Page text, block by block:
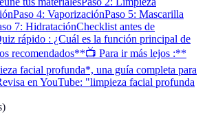
Paso 4: VaporizaciónPaso 5: Mascarilla
7: HidrataciónChecklist antes de
rápido : ¿Cuál es la función principal de
recomendados**📺 Para ir más lejos :**
facial profunda*, una guía completa para
en YouTube: "limpieza facial profunda
)